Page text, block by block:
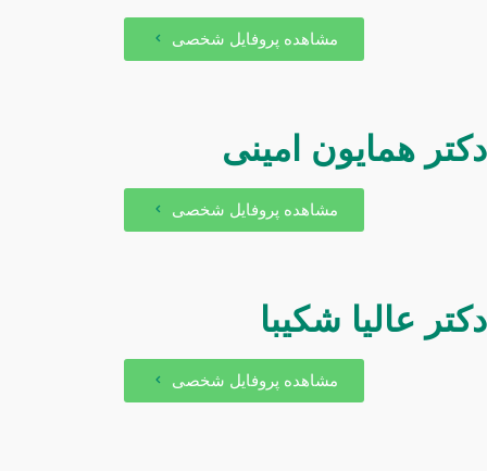
مشاهده پروفایل شخصی
همایون امینی
مشاهده پروفایل شخصی
عالیا شکیبا
مشاهده پروفایل شخصی